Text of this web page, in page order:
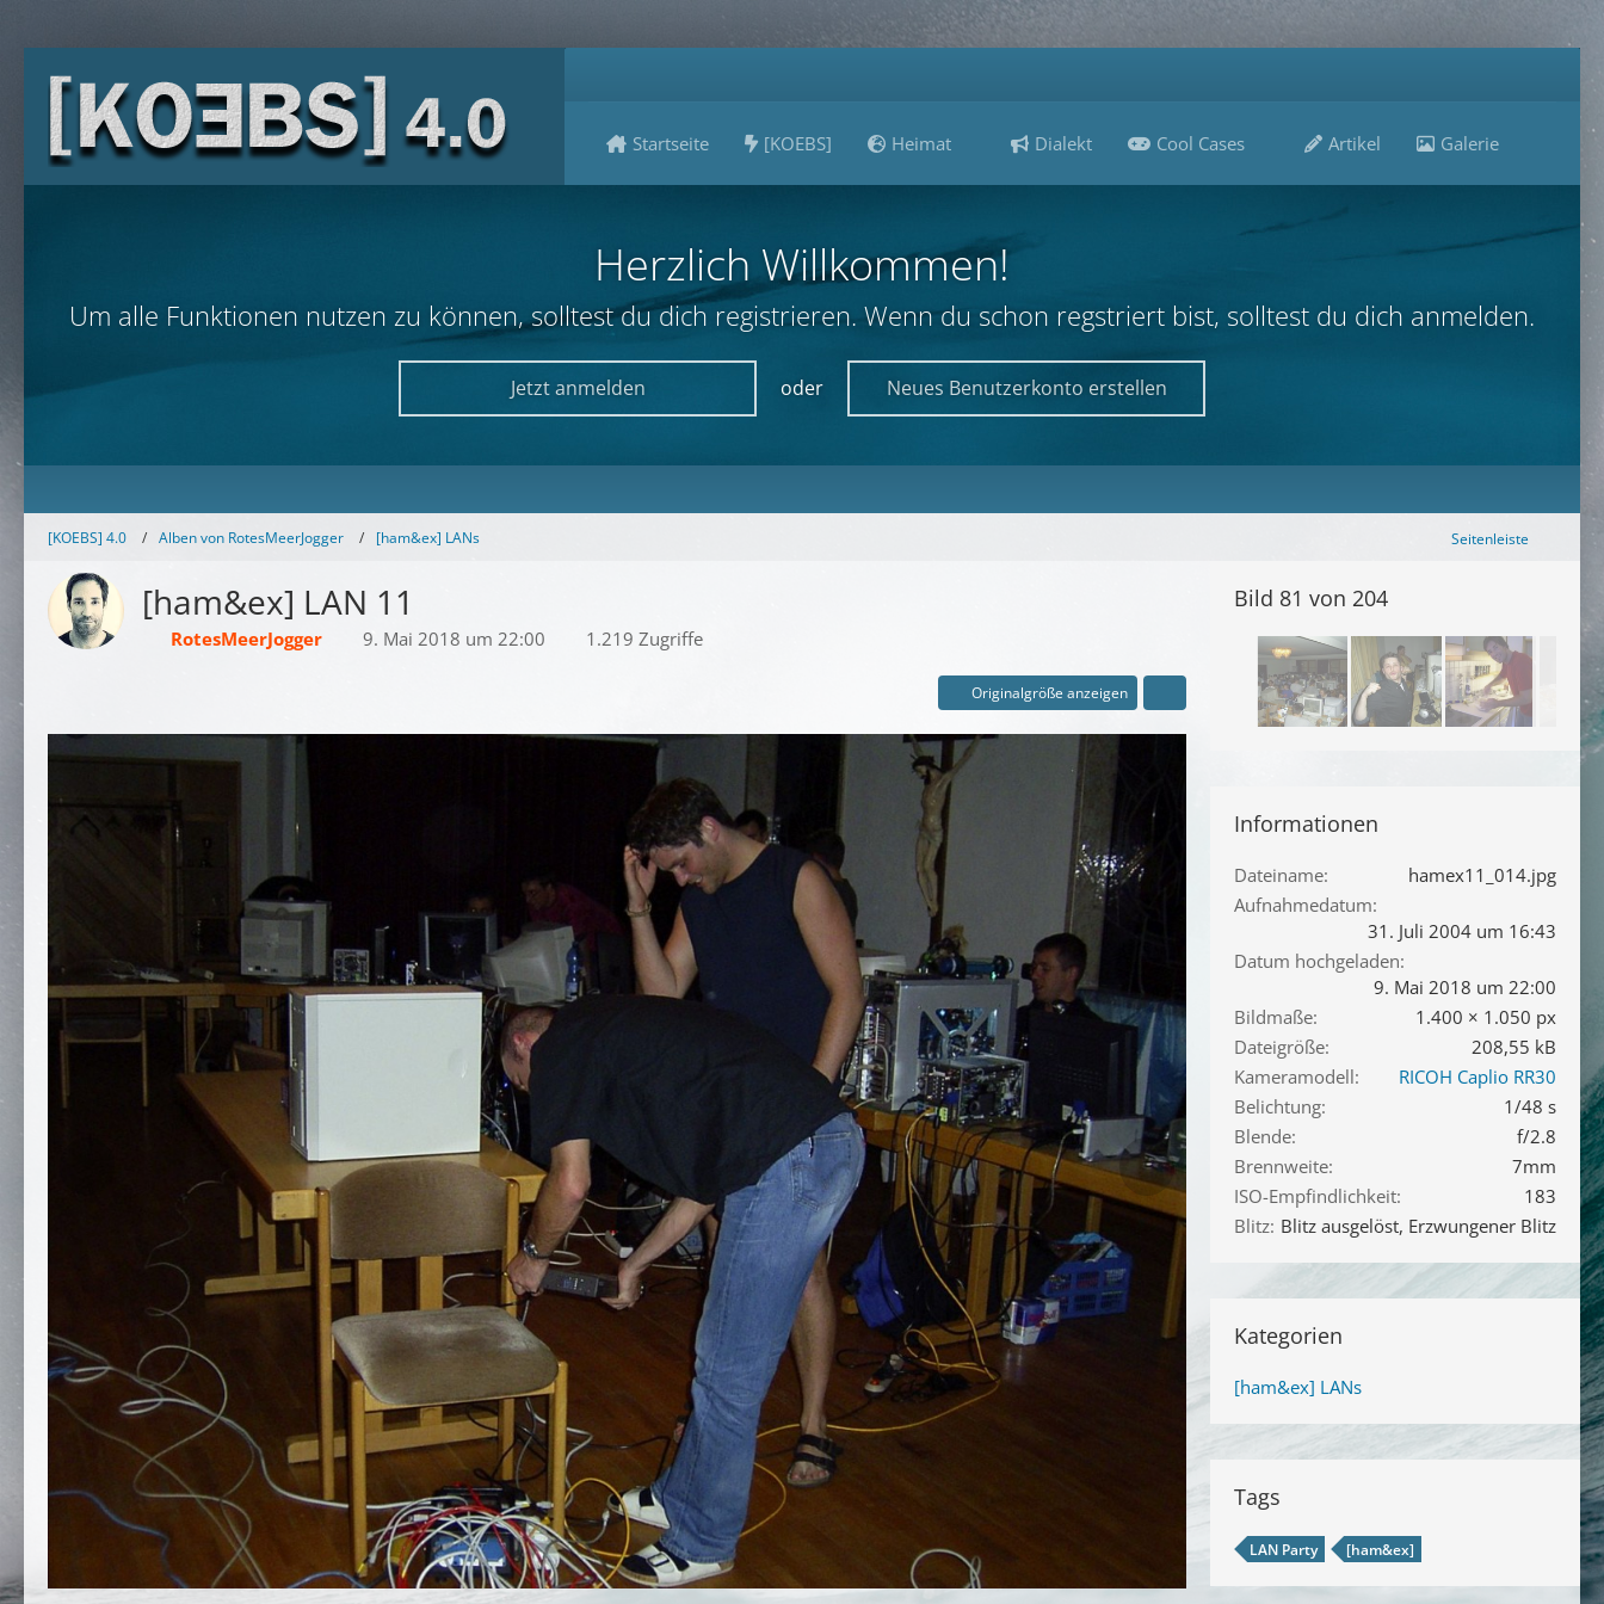
Startseite [KOEBS] Heimat Dialekt Cool Cases Artikel Galerie
Herzlich Willkommen!
Um alle Funktionen nutzen zu können, solltest du dich registrieren. Wenn du schon regstriert bist, solltest du dich anmelden.
Jetzt anmelden oder Neues Benutzerkonto erstellen
[KOEBS] 4.0 Alben von RotesMeerJogger [ham&ex] LANs Seitenleiste
[ham&ex] LAN 11
RotesMeerJogger 9. Mai 2018 um 22:00 1.219 Zugriffe
Originalgröße anzeigen
Bild 81 von 204
Informationen
Dateiname
hamex11_014.jpg
Aufnahmedatum
31. Juli 2004 um 16:43
Datum hochgeladen
9. Mai 2018 um 22:00
Bildmaße
1.400 × 1.050 px
Dateigröße
208,55 kB
Kameramodell
RICOH Caplio RR30
Belichtung
1/48 s
Blende
f/2.8
Brennweite
7mm
ISO-Empfindlichkeit
183
Blitz Blitz ausgelöst, Erzwungener Blitz
Kategorien
[ham&ex] LANs
Tags
LAN Party [ham&ex]